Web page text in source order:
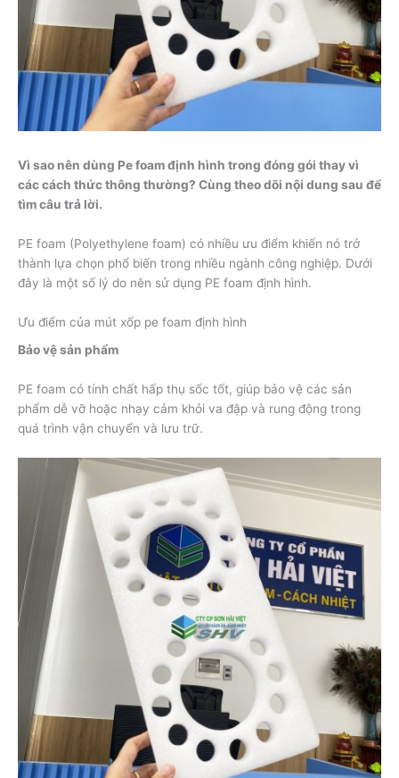
Vì sao nên dùng Pe foam định hình trong đóng gói thay vì
các cách thức thông thường? Cùng theo dõi nội dung sau để
tìm câu trả lời.
PE foam (Polyethylene foam) có nhiều ưu điểm khiến nó trở
thành lựa chọn phổ biến trong nhiều ngành công nghiệp. Dưới
đây là một số lý do nên sử dụng PE foam định hình.
Ưu điểm của mút xốp pe foam định hình
Bảo vệ sản phẩm
PE foam có tính chất hấp thụ sốc tốt, giúp bảo vệ các sản
phẩm dễ vỡ hoặc nhạy cảm khỏi va đập và rung động trong
quá trình vận chuyển và lưu trữ.